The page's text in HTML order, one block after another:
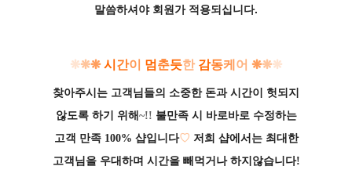
말씀하셔야 회원가 적용되십니다.
❋❋❋ 시 간이 멈 춘듯한감동케 어 ❋❋❋
찾아주시는 고객님들의 소중한 돈과 시간이 헛되지
않도록 하기 위해 ~!! 불만족 시 바로바로 수정하는
고객 만족 100% 샵입니다♡ 저희 샵에서는 최대한
고객님을 우대하며 시간을 빼먹거나 하지않습니다!